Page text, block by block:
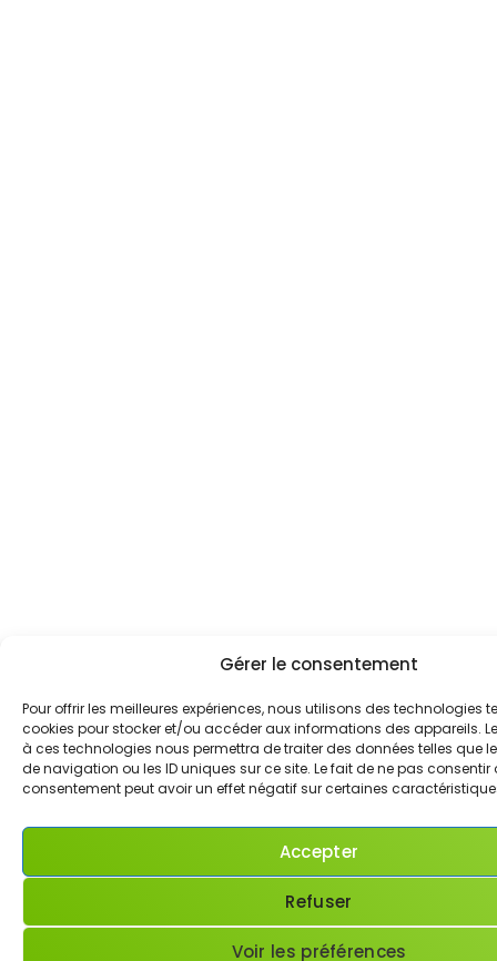
Gérer le consentement
Pour offrir les meilleures expériences, nous utilisons des technologies
cookies pour stocker et/ou accéder aux informations des appareils.
à ces technologies nous permettra de traiter des données telles que
de navigation ou les ID uniques sur ce site. Le fait de ne pas consentir
consentement peut avoir un effet négatif sur certaines
Accepter
Refuser
Voir les préférences